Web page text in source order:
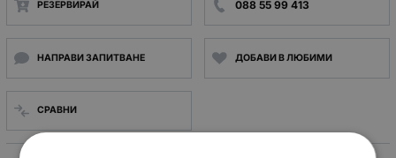
РЕЗЕРВИРАЙ 088 55 99 413
НАПРАВИ ЗАПИТВАНЕ ДОБАВИ В ЛЮБИМИ
СРАВНИ